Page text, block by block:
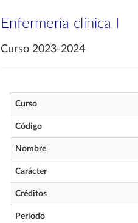
Enfermería clínica I
Curso 2023-2024
Curso
Código
Nombre
Carácter
Créditos
Periodo